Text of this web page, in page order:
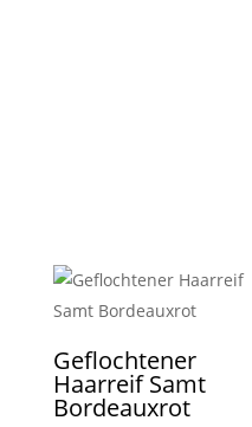
Geflochtener
Haarreif Samt
Bordeauxrot